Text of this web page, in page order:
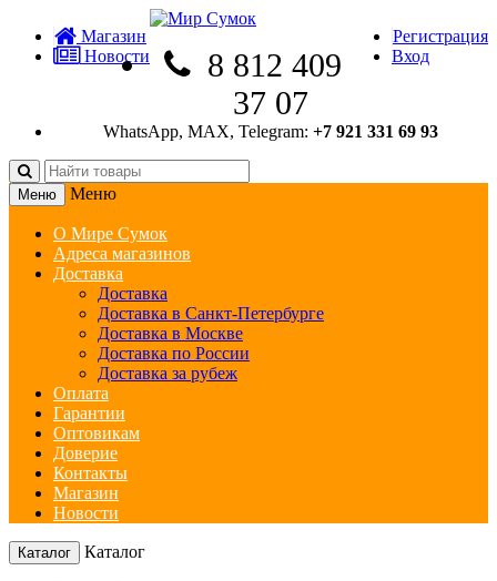
Магазин
Новости
Регистрация
Вход
8 812 409
37 07
WhatsApp, MAX, Telegram: +7 921 331 69 93
Меню Меню
О Мире Сумок
Адреса магазинов
Доставка
Доставка
Доставка в Санкт-Петербурге
Доставка в Москве
Доставка по России
Доставка за рубеж
Оплата
Гарантии
Оптовикам
Доверие
Контакты
Магазин
Новости
Каталог Каталог